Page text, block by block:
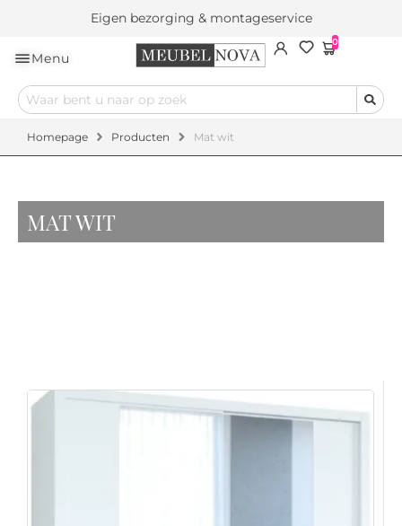
Eigen bezorging & montageservice
Menu
0
Homepage Producten Mat wit
MAT WIT